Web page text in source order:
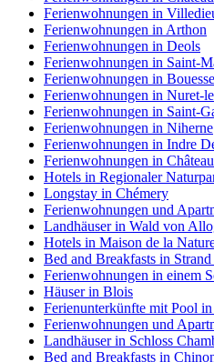
Ferienwohnungen in
Ferienwohnungen in Arthon
Ferienwohnungen in Deols
Ferienwohnungen in Saint-
Ferienwohnungen in Bouesse
Ferienwohnungen in Nuret-
Ferienwohnungen in Saint-
Ferienwohnungen in Niherne
Ferienwohnungen in Indre
Ferienwohnungen in
Hotels in Regionaler
Longstay in Chémery
Ferienwohnungen und
Landhäuser in Wald von
Hotels in Maison de la
Bed and Breakfasts in
Ferienwohnungen in einem
Häuser in Blois
Ferienunterkünfte mit Pool
Ferienwohnungen und
Landhäuser in Schloss
Bed and Breakfasts in